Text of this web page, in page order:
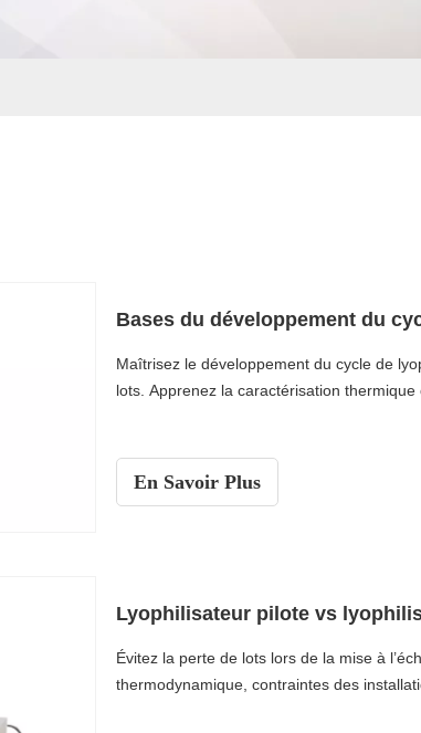
Bases du développement du
Maîtrisez le développement du cycle de
lots. Apprenez la caractérisation
En Savoir Plus
Évitez la perte de lots lors de la mise à
thermodynamique, contraintes des